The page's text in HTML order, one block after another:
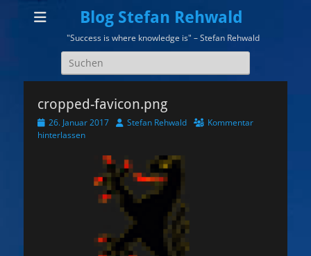
Blog Stefan Rehwald
"Success is where knowledge is" – Stefan Rehwald
Suchen
nach:
cropped-favicon.png
Veröffentlicht
am
26. Januar 2017 AutorStefan Rehwald
Kommentar
hinterlassen